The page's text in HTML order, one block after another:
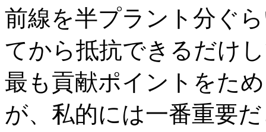
前線を半プラント分ぐ
てから抵抗できるだけ
最も貢献ポイントをた
が、私的には一番重要